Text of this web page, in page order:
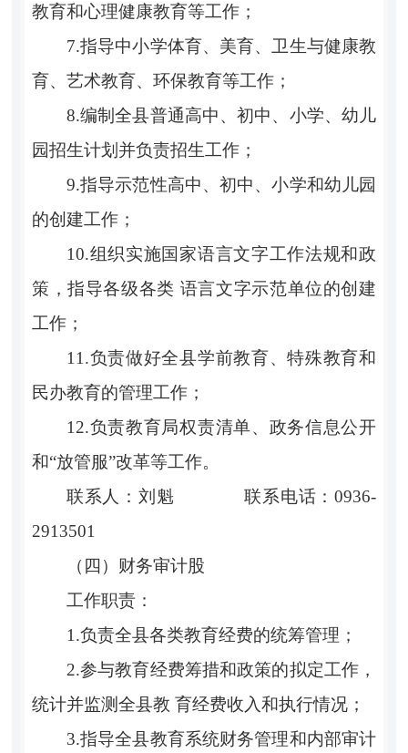
教育和心理健康教育等工作；
7.指导中小学体育、美育、卫生与健康教
育、艺术教育、环保教育等工作；
8.编制全县普通高中、初中、小学、幼儿
园招生计划并负责招生工作；
9.指导示范性高中、初中、小学和幼儿园
的创建工作；
10.组织实施国家语言文字工作法规和政
策，指导各级各类 语言文字示范单位的创建
工作；
11.负责做好全县学前教育、特殊教育和
民办教育的管理工作；
12.负责教育局权责清单、政务信息公开
和“放管服”改革等工作。
联系人：刘魁 联系电话：0936-
2913501
（四）财务审计股
工作职责：
1.负责全县各类教育经费的统筹管理；
2.参与教育经费筹措和政策的拟定工作，
统计并监测全县教 育经费收入和执行情况；
3.指导全县教育系统财务管理和内部审计